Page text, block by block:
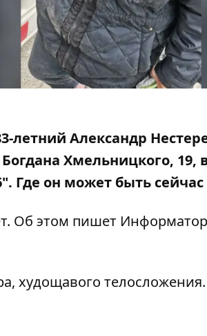
летний Александр
Хмельницкого, 19,
он может быть сейчас
Об этом пишет
худощавого телосложения.